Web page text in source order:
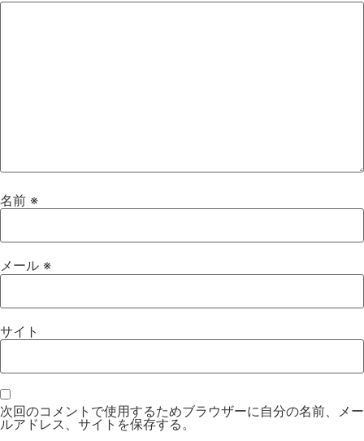
名前 ※
メール ※
サイト
次回のコメントで使用するためブラウザーに自分の名前、メー
ルアドレス、サイトを保存する。